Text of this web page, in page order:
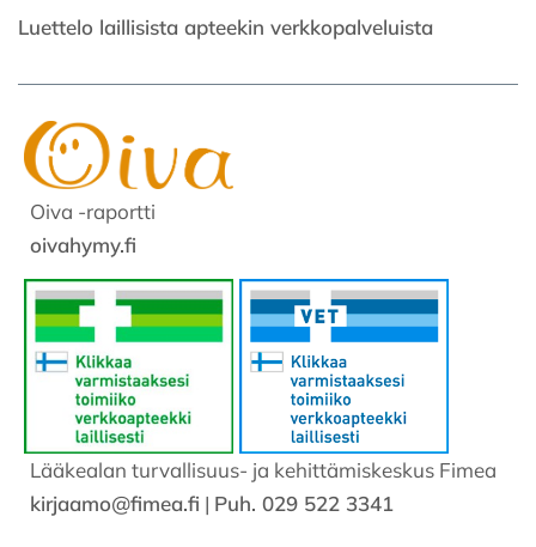
Luettelo laillisista apteekin verkkopalveluista
Oiva -raportti
oivahymy.fi
Lääkealan turvallisuus- ja kehittämiskeskus Fimea
kirjaamo@fimea.fi | Puh. 029 522 3341